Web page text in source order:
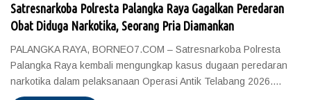
Satresnarkoba Polresta Palangka Raya Gagalkan Peredaran
Obat Diduga Narkotika, Seorang Pria Diamankan
PALANGKA RAYA, BORNEO7.COM – Satresnarkoba Polresta
Palangka Raya kembali mengungkap kasus dugaan peredaran
narkotika dalam pelaksanaan Operasi Antik Telabang 2026.…